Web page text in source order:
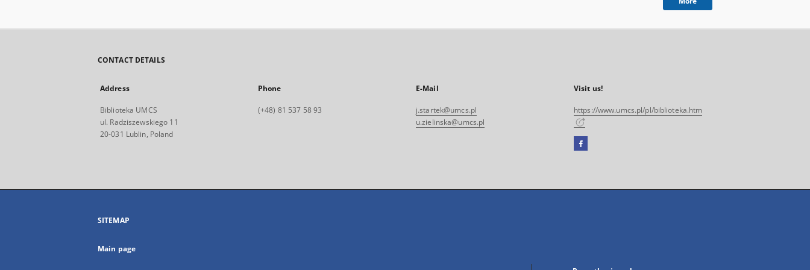
CONTACT DETAILS
Address
Biblioteka UMCS
ul. Radziszewskiego 11
20-031 Lublin, Poland
Phone
(+48) 81 537 58 93
E-Mail
j.startek@umcs.pl
u.zielinska@umcs.pl
Visit us!
https://www.umcs.pl/pl/biblioteka.htm
Facebook
open
SITEMAP
Main page